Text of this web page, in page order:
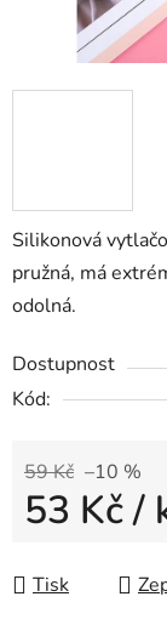
Silikonová
pružná, má
odolná.
Dostupnost
Kód:
59 Kč –10 %
53 Kč/
Tisk